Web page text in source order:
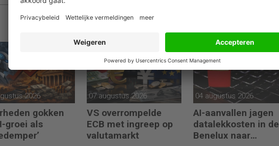
2026
gokken
groei als
07 augustus 2026
VS overrompelde
ECB met ingreep op
valutamarkt
04 augustus 2026
AI-aanvallen jagen
datalekkosten in de
Benelux naar